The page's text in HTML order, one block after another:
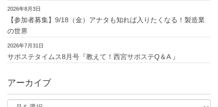
2026年8月3日
【参加者募集】9/18（金）アナタも知れば入りたくなる！製造業
の世界
2026年7月31日
サポステタイムス8月号『教えて！西宮サポステQ＆A 』
アーカイブ